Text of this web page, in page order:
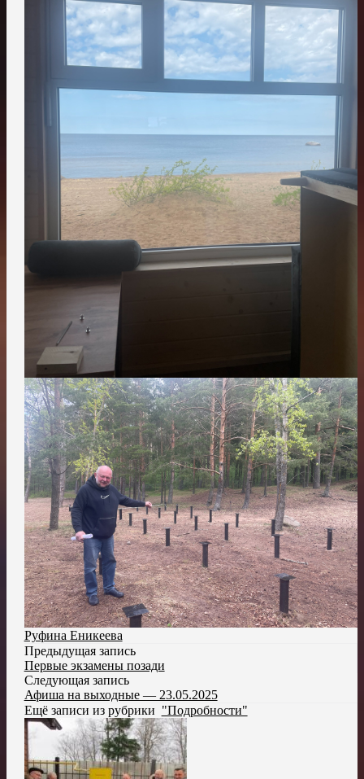
Руфина Еникеева
Предыдущая запись
Первые экзамены позади
Следующая запись
Афиша на выходные — 23.05.2025
Ещё записи из рубрики "Подробности"